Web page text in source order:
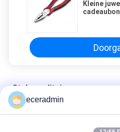
Kleine
Stalen splitsing
Kleine juwelen papier verpakking
eceradmin